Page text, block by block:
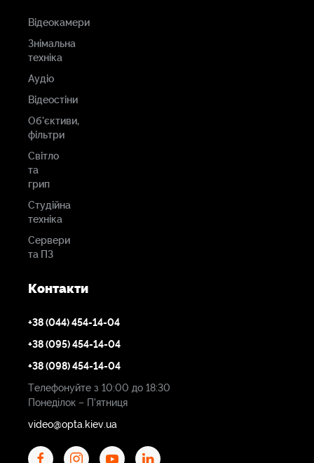
Відеокамери
Знімальна
техніка
Аудіо
Відеостіни
Об'єктиви,
фільтри
Світло
та
грип
Студійна
техніка
Сервери
та ПЗ
Контакти
+38 (044) 454-14-04
+38 (095) 454-14-04
+38 (098) 454-14-04
Телефонуйте з 10:00 до 18:30
Понеділок – П'ятниця
video@opta.kiev.ua